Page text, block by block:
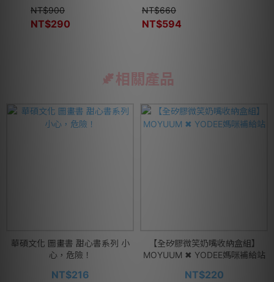
可選
NT$900
NT$290
NT$660
NT$594
相關產品
華碩文化 圖畫書 甜心書系列 小
心，危險！
NT$216
【全矽膠微笑奶嘴收納盒組】
MOYUUM ✖ YODEE媽咪補給站
NT$220